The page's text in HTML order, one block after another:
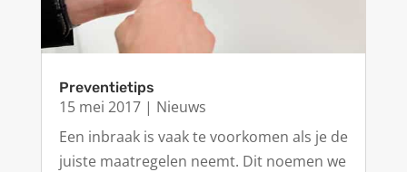
Preventietips
15 mei 2017| Nieuws
Een inbraak is vaak te voorkomen als je de
juiste maatregelen neemt. Dit noemen we